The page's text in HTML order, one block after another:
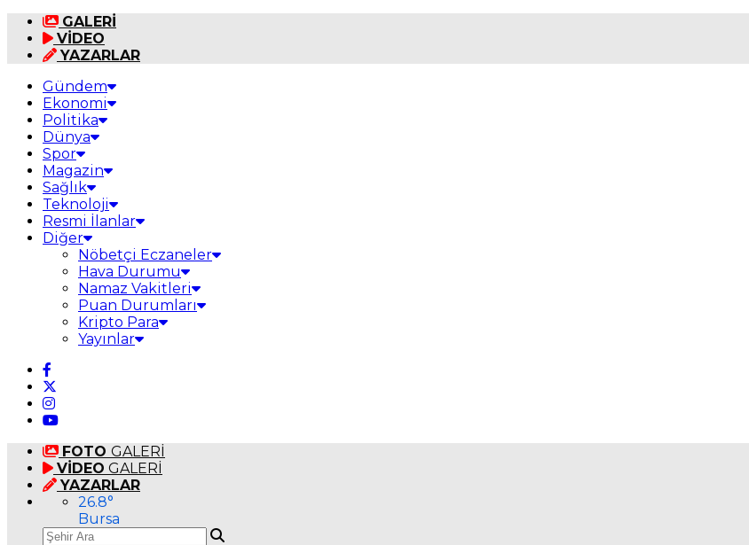
GALERİ
VİDEO
YAZARLAR
Gündem
Ekonomi
Politika
Dünya
Spor
Magazin
Sağlık
Teknoloji
Resmi İlanlar
Diğer
Nöbetçi Eczaneler
Hava Durumu
Namaz Vakitleri
Puan Durumları
Kripto Para
Yayınlar
FOTO GALERİ
VİDEO GALERİ
YAZARLAR
26.8°
Bursa